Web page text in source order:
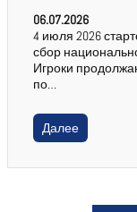
06.07.2026
4 июля 2026
сбор
Игроки
по…
Далее